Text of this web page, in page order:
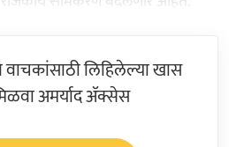
लिहिलेल्या खास
अमर्याद ॲक्सेस